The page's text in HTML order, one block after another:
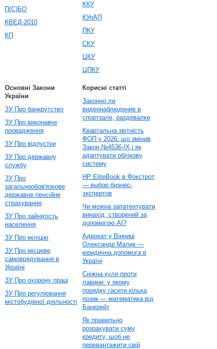
П(С)БО
КВЕД-2010
КП
ККУ
КУпАП
ПКУ
СКУ
ЦКУ
ЦПКУ
Основні Закони
України
ЗУ Про банкрутство
ЗУ Про виконавче
провадження
ЗУ Про відпустки
ЗУ Про державну
службу
ЗУ Про
загальнообов'язкове
державне пенсійне
страхування
ЗУ Про зайнятість
населення
ЗУ Про міліцію
ЗУ Про місцеве
самоврядування в
Україні
ЗУ Про охорону праці
ЗУ Про регулювання
містобудівної діяльності
Корисні статті
Законно ли
видеонаблюдение в
спортзале, раздевалке
Квартальна звітність
ФОП у 2026: що змінив
Закон №4536-IX і як
адаптувати облікову
систему
HP EliteBook в Фокстрот
— выбор бизнес-
экспертов
Чи можна запатентувати
винахід, створений за
допомогою AI?
Адвокат у Вінниці
Олександр Малик —
юридична допомога в
Україні
Сніжна куля проти
лавини: у якому
порядку гасити кілька
позик — математика від
Банкрейт
Як правильно
розрахувати суму
кредиту, щоб не
перевантажити свій